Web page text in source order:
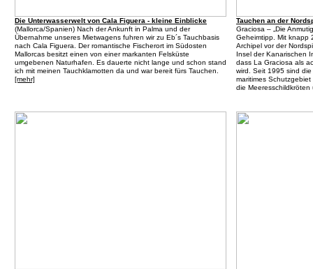
Die Unterwasserwelt von Cala Figuera - kleine Einblicke
(Mallorca/Spanien) Nach der Ankunft in Palma und der
Übernahme unseres Mietwagens fuhren wir zu Eb´s Tauchbasis
nach Cala Figuera. Der romantische Fischerort im Südosten
Mallorcas besitzt einen von einer markanten Felsküste
umgebenen Naturhafen. Es dauerte nicht lange und schon stand
ich mit meinen Tauchklamotten da und war bereit fürs Tauchen.
[mehr]
Tauchen an der
Graciosa – „Die
Geheimtipp. Mit knapp
Archipel vor der
Insel der Kanarischen
dass La Graciosa als
wird. Seit 1995 sind
maritimes
die